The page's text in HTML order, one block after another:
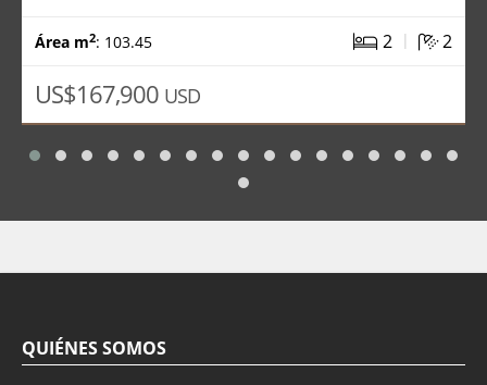
Área m2: 103.45 2 | 2
US$167,900 USD
QUIÉNES SOMOS